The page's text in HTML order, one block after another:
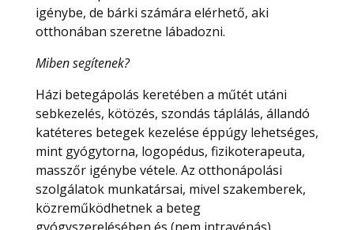
igénybe, de bárki számára elérhető, aki
otthonában szeretne lábadozni.
Miben segítenek?
Házi betegápolás keretében a műtét utáni
sebkezelés, kötözés, szondás táplálás, állandó
katéteres betegek kezelése éppúgy lehetséges,
mint gyógytorna, logopédus, fizikoterapeuta,
masszőr igénybe vétele. Az otthonápolási
szolgálatok munkatársai, mivel szakemberek,
közreműködhetnek a beteg